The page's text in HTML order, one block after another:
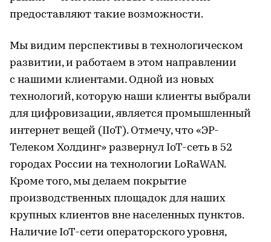
предоставляют такие возможности.
Мы видим перспективы в технологическом
развитии, и работаем в этом направлении
с нашими клиентами. Одной из новых
технологий, которую наши клиенты выбрали
для цифровизации, является промышленный
интернет вещей (IIoT). Отмечу, что «ЭР-
Телеком Холдинг» развернул IoT-сеть в 52
городах России на технологии LoRaWAN.
Кроме того, мы делаем покрытие
производственных площадок для наших
крупных клиентов вне населенных пунктов.
Наличие IoT-сети операторского уровня,